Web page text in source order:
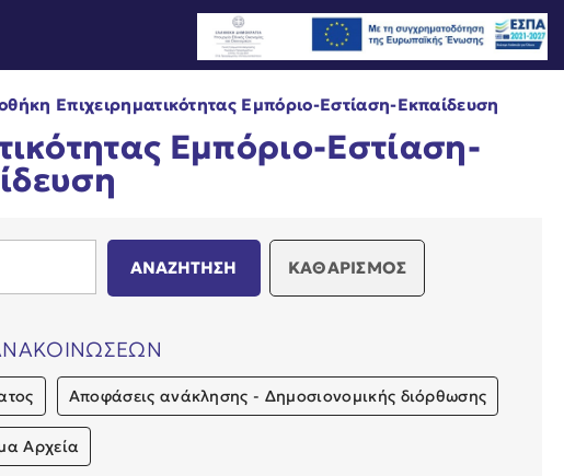
Επιχειρηματικότητας Εμπόριο-Εστίαση-Εκπαίδευση
Εμπόριο-Εστίαση-
ΚΑΘΑΡΙΣΜΟΣ
Αποφάσεις ανάκλησης - Δημοσιονομικής διόρθωσης
Αρχεία